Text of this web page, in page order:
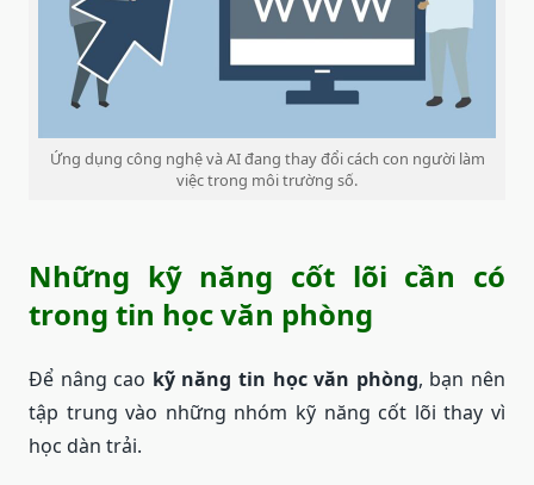
Ứng dụng công nghệ và AI đang thay đổi cách con người làm
việc trong môi trường số.
Những kỹ năng cốt lõi cần có
trong tin học văn phòng
Để nâng cao kỹ năng tin học văn phòng, bạn nên
tập trung vào những nhóm kỹ năng cốt lõi thay vì
học dàn trải.